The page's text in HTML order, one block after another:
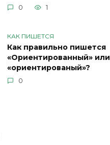
0 1
КАК ПИШЕТСЯ
Как правильно пишется
«Ориентированный» или
«ориентированый»?
0